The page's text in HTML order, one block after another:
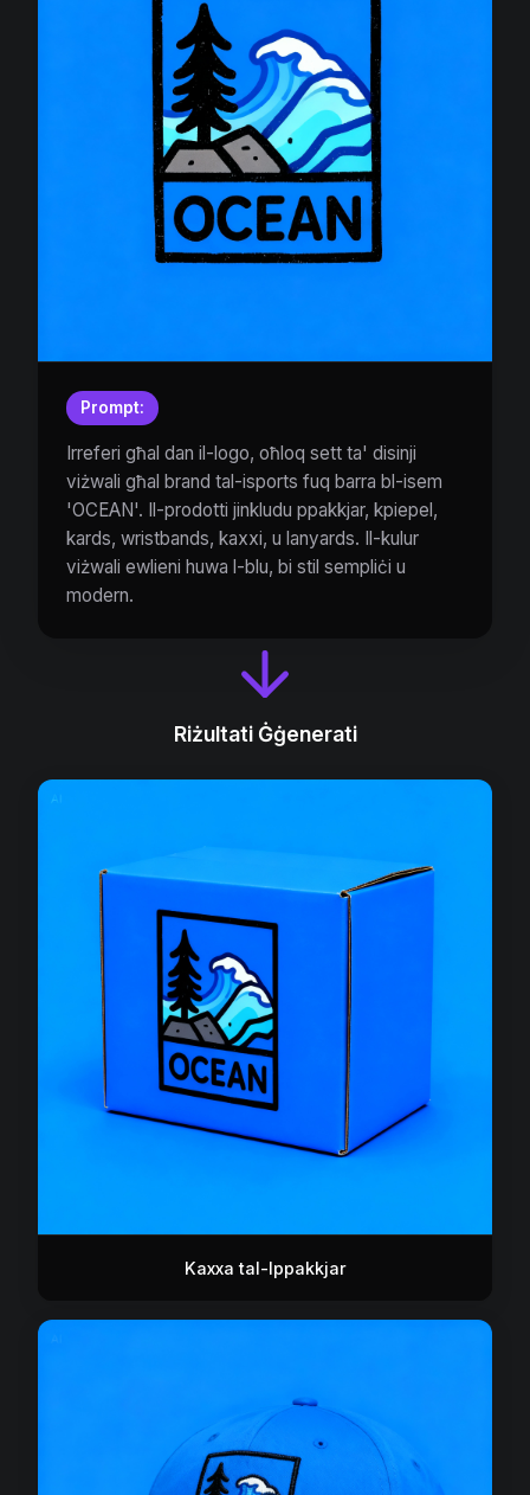
Prompt:
Irreferi għal dan il-logo, oħloq sett ta' disinji
viżwali għal brand tal-isports fuq barra bl-isem
'OCEAN'. Il-prodotti jinkludu ppakkjar, kpiepel,
kards, wristbands, kaxxi, u lanyards. Il-kulur
viżwali ewlieni huwa l-blu, bi stil sempliċi u
modern.
Riżultati Ġġenerati
Kaxxa tal-Ippakkjar